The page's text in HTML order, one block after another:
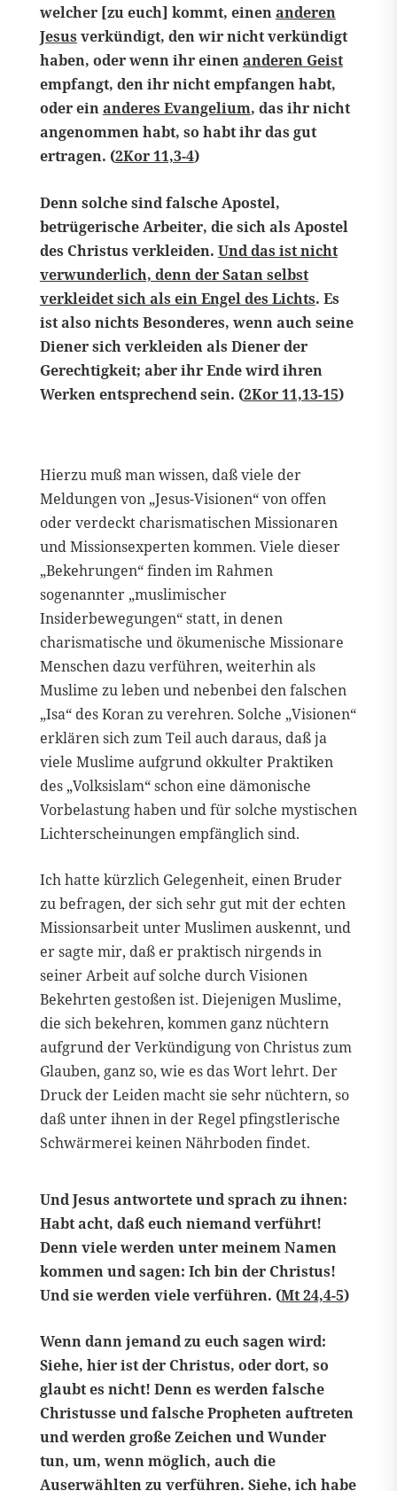
welcher [zu euch] kommt, einenanderen
Jesus verkündigt, den wir nicht verkündigt
haben, oder wenn ihr einenanderen Geist
empfangt, den ihr nicht empfangen habt,
oder einanderes Evangelium, das ihr nicht
angenommen habt, so habt ihr das gut
ertragen. (2Kor 11,3-4)
Denn solche sind falsche Apostel,
betrügerische Arbeiter, die sich als Apostel
des Christus verkleiden. Und das ist nicht
verwunderlich, denn der Satan selbst
verkleidet sich als ein Engel des Lichts. Es
ist also nichts Besonderes, wenn auch seine
Diener sich verkleiden als Diener der
Gerechtigkeit; aber ihr Ende wird ihren
Werken entsprechend sein. (2Kor 11,13-15)
Hierzu muß man wissen, daß viele der
Meldungen von „Jesus-Visionen“ von offen
oder verdeckt charismatischen Missionaren
und Missionsexperten kommen. Viele dieser
„Bekehrungen“ finden im Rahmen
sogenannter „muslimischer
Insiderbewegungen“ statt, in denen
charismatische und ökumenische Missionare
Menschen dazu verführen, weiterhin als
Muslime zu leben und nebenbei den falschen
„Isa“ des Koran zu verehren. Solche „Visionen“
erklären sich zum Teil auch daraus, daß ja
viele Muslime aufgrund okkulter Praktiken
des „Volksislam“ schon eine dämonische
Vorbelastung haben und für solche mystischen
Lichterscheinungen empfänglich sind.
Ich hatte kürzlich Gelegenheit, einen Bruder
zu befragen, der sich sehr gut mit der echten
Missionsarbeit unter Muslimen auskennt, und
er sagte mir, daß er praktisch nirgends in
seiner Arbeit auf solche durch Visionen
Bekehrten gestoßen ist. Diejenigen Muslime,
die sich bekehren, kommen ganz nüchtern
aufgrund der Verkündigung von Christus zum
Glauben, ganz so, wie es das Wort lehrt. Der
Druck der Leiden macht sie sehr nüchtern, so
daß unter ihnen in der Regel pfingstlerische
Schwärmerei keinen Nährboden findet.
Und Jesus antwortete und sprach zu ihnen:
Habt acht, daß euch niemand verführt!
Denn viele werden unter meinem Namen
kommen und sagen: Ich bin der Christus!
Und sie werden viele verführen. (Mt 24,4-5)
Wenn dann jemand zu euch sagen wird:
Siehe, hier ist der Christus, oder dort, so
glaubt es nicht! Denn es werden falsche
Christusse und falsche Propheten auftreten
und werden große Zeichen und Wunder
tun, um, wenn möglich, auch die
Auserwählten zu verführen. Siehe, ich habe